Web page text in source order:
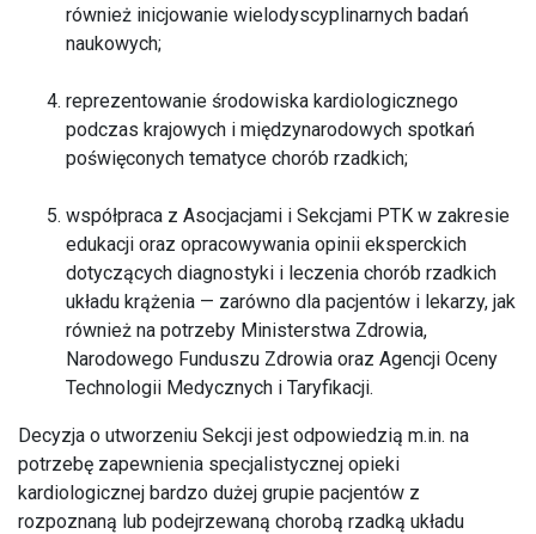
również inicjowanie wielodyscyplinarnych badań
naukowych;
reprezentowanie środowiska kardiologicznego
podczas krajowych i międzynarodowych spotkań
poświęconych tematyce chorób rzadkich;
współpraca z Asocjacjami i Sekcjami PTK w zakresie
edukacji oraz opracowywania opinii eksperckich
dotyczących diagnostyki i leczenia chorób rzadkich
układu krążenia — zarówno dla pacjentów i lekarzy, jak
również na potrzeby Ministerstwa Zdrowia,
Narodowego Funduszu Zdrowia oraz Agencji Oceny
Technologii Medycznych i Taryfikacji.
Decyzja o utworzeniu Sekcji jest odpowiedzią m.in. na
potrzebę zapewnienia specjalistycznej opieki
kardiologicznej bardzo dużej grupie pacjentów z
rozpoznaną lub podejrzewaną chorobą rzadką układu